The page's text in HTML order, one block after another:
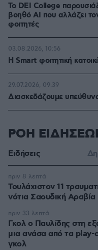
Το DEI College
βοηθό AI που αλλάζει
φοιτητές
Η Smart φοιτητική
03.08.2026, 10:56
Διασκεδάζουμε
29.07.2026, 09:39
ΡΟΗ
Ειδήσεις
Τουλάχιστον 11
νότια Σαουδική Αραβία
πριν 8 λεπτά
Γκολ ο Παυλίδης στη
μια ανάσα από τα play-
γκολ
πριν 33 λεπτά